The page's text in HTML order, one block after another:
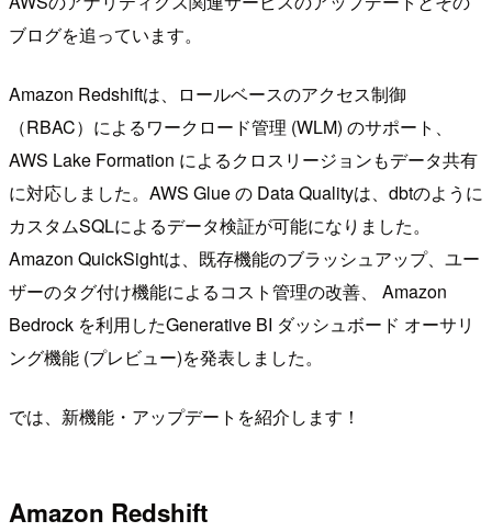
ブログを追っています。
Amazon Redshiftは、ロールベースのアクセス制御
（RBAC）によるワークロード管理 (WLM) のサポート、
AWS Lake Formation によるクロスリージョンもデータ共有
に対応しました。AWS Glue の Data Qualityは、dbtのように
カスタムSQLによるデータ検証が可能になりました。
Amazon QuickSightは、既存機能のブラッシュアップ、ユー
ザーのタグ付け機能によるコスト管理の改善、 Amazon
Bedrock を利用したGenerative BI ダッシュボード オーサリ
ング機能 (プレビュー)を発表しました。
では、新機能・アップデートを紹介します！
Amazon Redshift